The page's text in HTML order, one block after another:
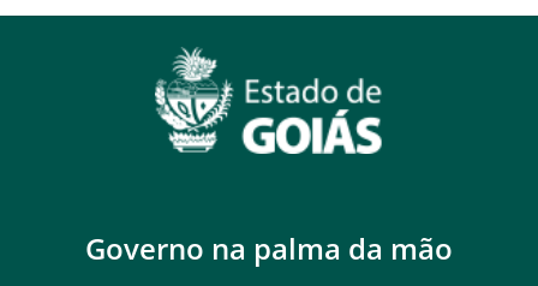
Governo na palma da mão